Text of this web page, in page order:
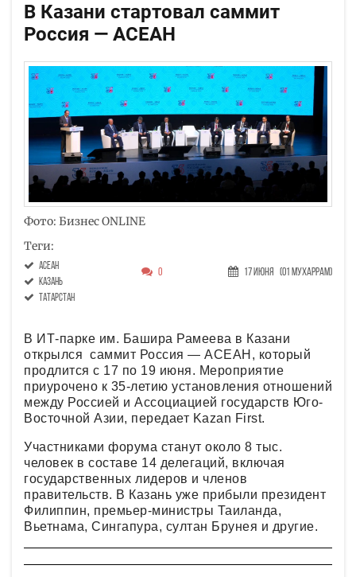
В Казани стартовал саммит
Россия — АСЕАН
Фото: Бизнес ONLINE
Теги:
АСЕАН
Казань
Татарстан
0 17 Июня (01 Мухаррам)
В ИТ-парке им. Башира Рамеева в Казани
открылся саммит Россия — АСЕАН, который
продлится с 17 по 19 июня. Мероприятие
приурочено к 35-летию установления отношений
между Россией и Ассоциацией государств Юго-
Восточной Азии, передает Kazan First.
Участниками форума станут около 8 тыс.
человек в составе 14 делегаций, включая
государственных лидеров и членов
правительств. В Казань уже прибыли президент
Филиппин, премьер-министры Таиланда,
Вьетнама, Сингапура, султан Брунея и другие.